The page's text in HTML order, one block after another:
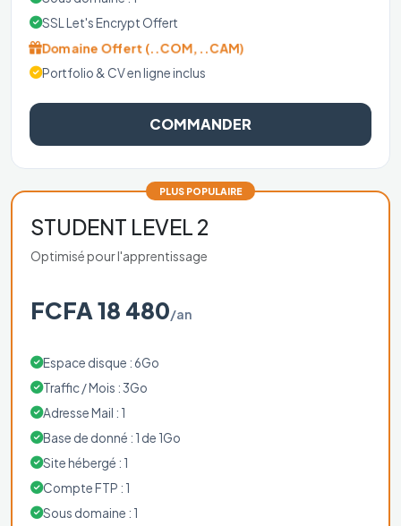
SSL Let's Encrypt Offert
Domaine Offert (..COM, ..CAM)
Portfolio & CV en ligne inclus
COMMANDER
PLUS POPULAIRE
STUDENT LEVEL 2
Optimisé pour l'apprentissage
FCFA 18 480/an
Espace disque : 6Go
Traffic / Mois : 3Go
Adresse Mail : 1
Base de donné : 1 de 1Go
Site hébergé : 1
Compte FTP : 1
Sous domaine : 1